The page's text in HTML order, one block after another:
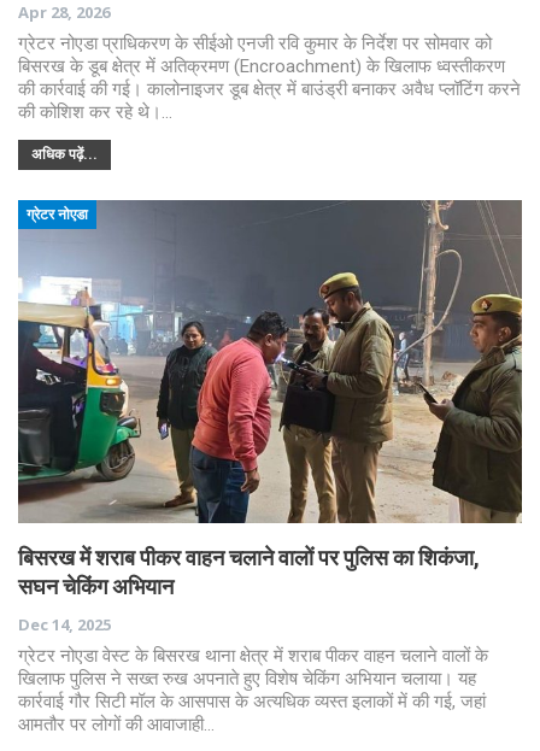
Apr 28, 2026
ग्रेटर नोएडा प्राधिकरण के सीईओ एनजी रवि कुमार के निर्देश पर सोमवार को
बिसरख के डूब क्षेत्र में अतिक्रमण (Encroachment) के खिलाफ ध्वस्तीकरण
की कार्रवाई की गई। कालोनाइजर डूब क्षेत्र में बाउंड्री बनाकर अवैध प्लॉटिंग करने
की कोशिश कर रहे थे।…
अधिक पढ़ें...
ग्रेटर नोएडा
बिसरख में शराब पीकर वाहन चलाने वालों पर पुलिस का शिकंजा,
सघन चेकिंग अभियान
Dec 14, 2025
ग्रेटर नोएडा वेस्ट के बिसरख थाना क्षेत्र में शराब पीकर वाहन चलाने वालों के
खिलाफ पुलिस ने सख्त रुख अपनाते हुए विशेष चेकिंग अभियान चलाया। यह
कार्रवाई गौर सिटी मॉल के आसपास के अत्यधिक व्यस्त इलाकों में की गई, जहां
आमतौर पर लोगों की आवाजाही…